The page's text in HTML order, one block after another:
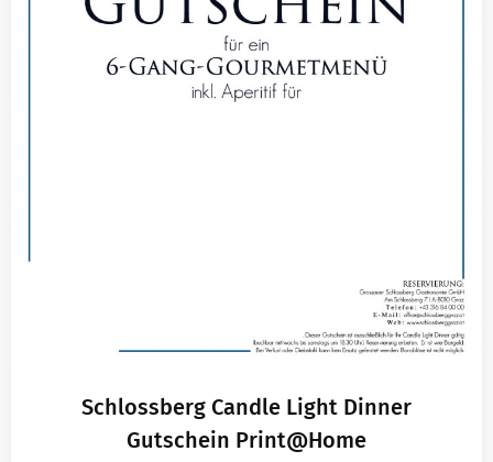
Schlossberg Candle Light Dinner
Gutschein Print@Home